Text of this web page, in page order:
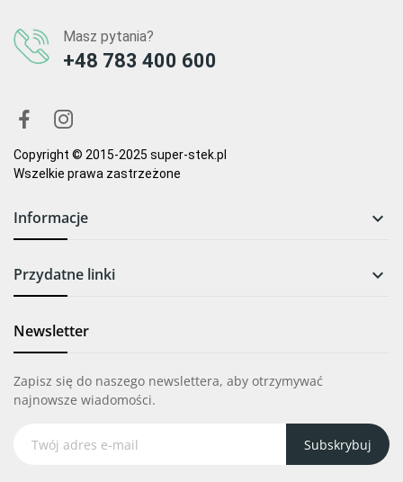
Masz pytania?
+48 783 400 600
Copyright © 2015-2025 super-stek.pl
Wszelkie prawa zastrzeżone
Informacje 
Przydatne linki 
Newsletter
Zapisz się do naszego newslettera, aby otrzymywać
najnowsze wiadomości.
Subskrybuj